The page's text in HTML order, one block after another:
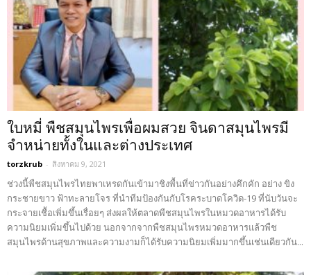
ใบหมี่ พืชสมุนไพรเพื่อผมสวย จินดาสมุนไพรมี
จำหน่ายทั้งในและต่างประเทศ
torzkrub - สิงหาคม 9, 2021
ช่วงนี้พืชสมุนไพรไทยพาเหรดกันเข้ามาชิงพื้นที่ข่าวกันอย่างคึกคัก อย่าง ขิง
กระชายขาว ฟ้าทะลายโจร ที่นำทีมป้องกันกับโรคระบาดโควิด-19 ที่นับวันจะ
กระจายเชื้อเพิ่มขึ้นเรื่อยๆ ส่งผลให้ตลาดพืชสมุนไพรในหมวดอาหารได้รับ
ความนิยมเพิ่มขึ้นไปด้วย นอกจากจากพืชสมุนไพรหมวดอาหารแล้วพืช
สมุนไพรด้านสุขภาพและความงามก็ได้รับความนิยมเพิ่มมากขึ้นเช่นเดียวกัน...